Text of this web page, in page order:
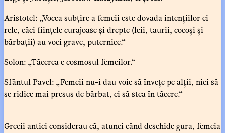
Aristotel: „Vocea subțire a femeii este dovada intențiilor ei
rele, căci ființele curajoase și drepte (leii, taurii, cocoși și
bărbații) au voci grave, puternice.“
Solon: „Tăcerea e cosmosul femeilor.“
Sfântul Pavel: „Femeii nu-i dau voie să învețe pe alții, nici să
se ridice mai presus de bărbat, ci să stea în tăcere.“
Grecii antici considerau că, atunci când deschide gura, femeia